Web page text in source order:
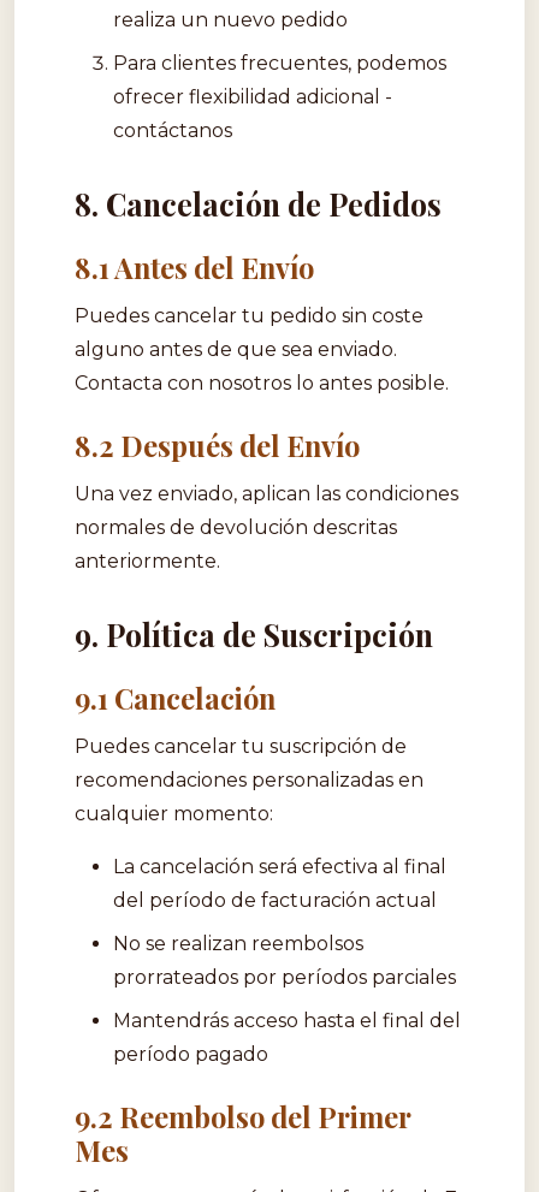
realiza un nuevo pedido
Para clientes frecuentes, podemos
ofrecer flexibilidad adicional -
contáctanos
8. Cancelación de Pedidos
8.1 Antes del Envío
Puedes cancelar tu pedido sin coste
alguno antes de que sea enviado.
Contacta con nosotros lo antes posible.
8.2 Después del Envío
Una vez enviado, aplican las condiciones
normales de devolución descritas
anteriormente.
9. Política de Suscripción
9.1 Cancelación
Puedes cancelar tu suscripción de
recomendaciones personalizadas en
cualquier momento:
La cancelación será efectiva al final
del período de facturación actual
No se realizan reembolsos
prorrateados por períodos parciales
Mantendrás acceso hasta el final del
período pagado
9.2 Reembolso del Primer
Mes